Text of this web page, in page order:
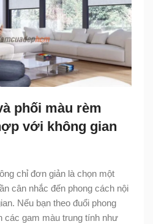
phối màu rèm
với không gian
chỉ đơn giản là chọn một
cân nhắc đến phong cách nội
Nếu bạn theo đuổi phong
các gam màu trung tính như